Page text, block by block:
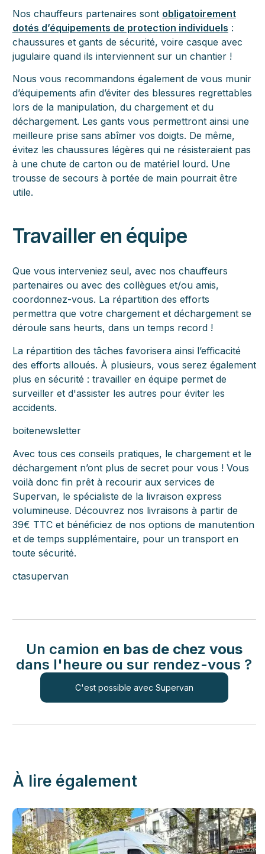
Nos chauffeurs partenaires sont obligatoirement
dotés d’équipements de protection individuels :
chaussures et gants de sécurité, voire casque avec
jugulaire quand ils interviennent sur un chantier !
Nous vous recommandons également de vous munir
d’équipements afin d’éviter des blessures regrettables
lors de la manipulation, du chargement et du
déchargement. Les gants vous permettront ainsi une
meilleure prise sans abîmer vos doigts. De même,
évitez les chaussures légères qui ne résisteraient pas
à une chute de carton ou de matériel lourd. Une
trousse de secours à portée de main pourrait être
utile.
Travailler en équipe
Que vous interveniez seul, avec nos chauffeurs
partenaires ou avec des collègues et/ou amis,
coordonnez-vous. La répartition des efforts
permettra que votre chargement et déchargement se
déroule sans heurts, dans un temps record !
La répartition des tâches favorisera ainsi l’efficacité
des efforts alloués. À plusieurs, vous serez également
plus en sécurité : travailler en équipe permet de
surveiller et d'assister les autres pour éviter les
accidents.
boitenewsletter
Avec tous ces conseils pratiques, le chargement et le
déchargement n’ont plus de secret pour vous ! Vous
voilà donc fin prêt à recourir aux services de
Supervan, le spécialiste de la livraison express
volumineuse. Découvrez nos livraisons à partir de
39€ TTC et bénéficiez de nos options de manutention
et de temps supplémentaire, pour un transport en
toute sécurité.
ctasupervan
Un camion en bas de chez vous
dans l'heure ou sur rendez-vous ?
C'est possible avec Supervan
À lire également